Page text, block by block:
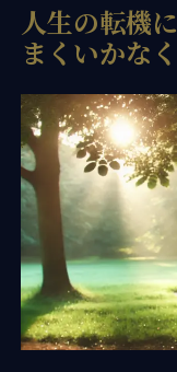
人生の転機
まくいかな